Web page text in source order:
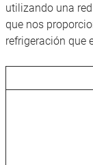
utilizando una
que nos
refrigeración que